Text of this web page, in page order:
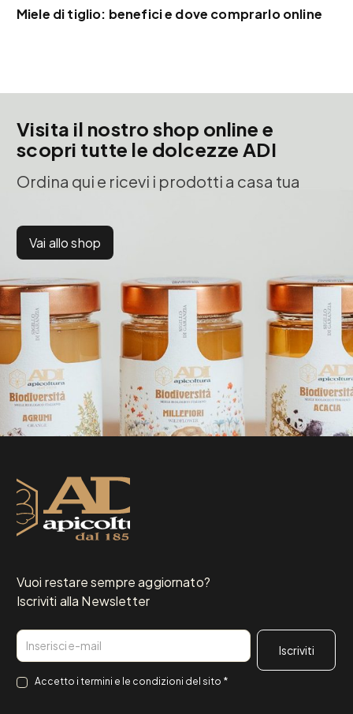
Miele di tiglio: benefici e dove comprarlo online
Visita il nostro shop online e
scopri tutte le dolcezze ADI
Ordina qui e ricevi i prodotti a casa tua
Vai allo shop
Vuoi restare sempre aggiornato?
Iscriviti alla Newsletter
Email
Consenso
Accetto i termini e le condizioni del sito *